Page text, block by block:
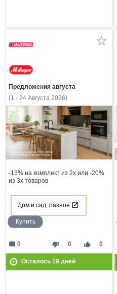
Предложения августа
(1 - 24 Августа 2026)
-15% на комплект из 2х или -20%
из 3х товаров
Дом и сад, разное
Купить
thumb_down 0 thumb_up 0
mode_comment 0
Осталось 19дней